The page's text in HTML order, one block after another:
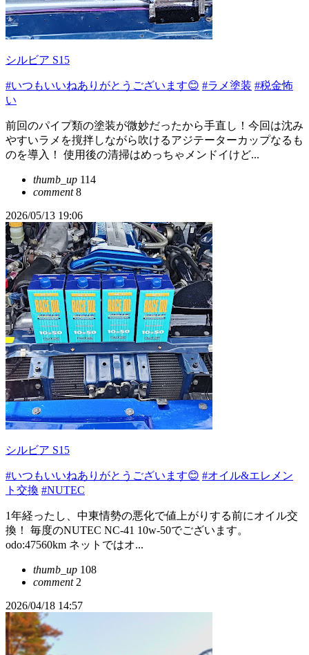
シルビア S15
#いつもいいねありがとうございます😊 #ラメ塗装 #税金怖
い
前回のパイプ類の塗装が微妙だったから手直し！今回は沈み
やすいラメを撹拌しながら吹けるアジテーターカップなるも
のを導入！ 使用後の清掃はめっちゃメンドイけど...
thumb_up 114
comment8
2026/05/13 19:06
シルビア S15
#いつもいいねありがとうございます😊 #オイル&エレメン
ト交換 #NUTEC
1年経ったし、中東情勢の悪化で値上がりする前にオイル交
換！ 毎度のNUTEC NC-41 10w-50でございます。
odo:47560km ネットではオ...
thumb_up 108
comment2
2026/04/18 14:57